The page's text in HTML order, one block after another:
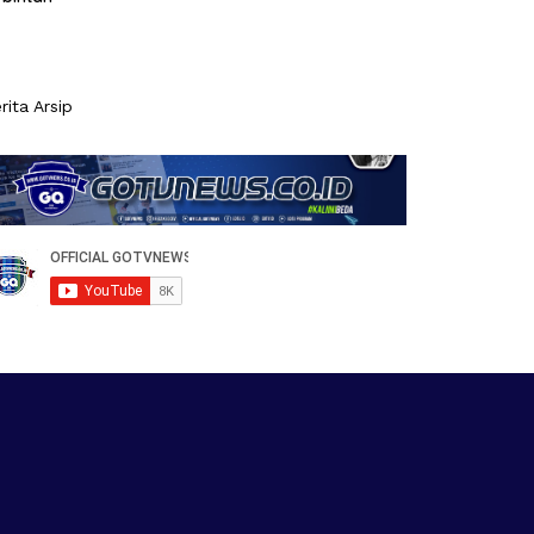
Arsip